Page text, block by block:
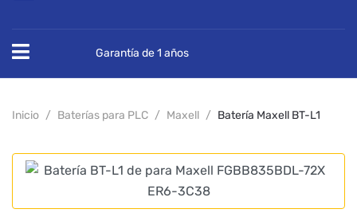
Garantía de 1 años
Inicio Baterías para PLC Maxell Batería Maxell BT-L1